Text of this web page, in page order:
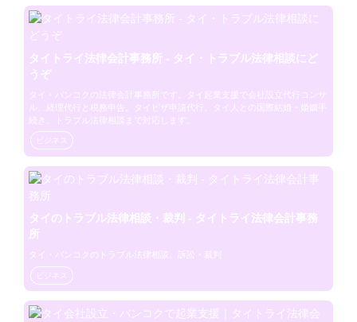
タイトライ法律会計事務所 - タイ・トラブル法律相談にど
うぞ
タイ・バンコクの法律会計事務所です。タイ起業支援で会社設立代行コンサ
ル、経理代行と税務申告。タイビザ申請代行、タイ人との国際結婚・婚姻手
続き、トラブル法律相談まで対応します。
ビジネス
タイのトラブル法律相談・裁判 - タイトライ法律会計事務
所
タイ・バンコクのトラブル法律相談、訴訟・裁判
ビジネス